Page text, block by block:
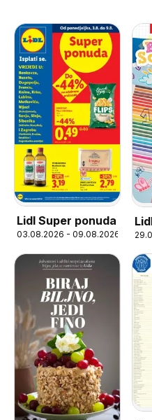
Lidl Super ponuda
03.08.2026 - 09.08.2026